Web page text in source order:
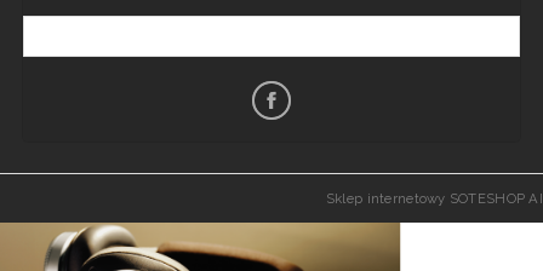
Sklep internetowy SOTESHOP AI